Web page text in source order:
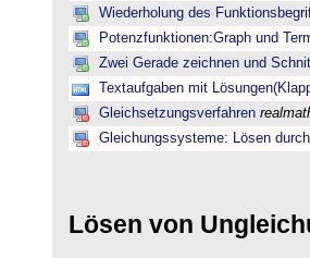
Wiederholung des
Potenzfunktionen:Graph und
Zwei Gerade zeichnen und
Textaufgaben mit
Gleichsetzungsverfahren
Gleichungssysteme: Lösen
Lösen von